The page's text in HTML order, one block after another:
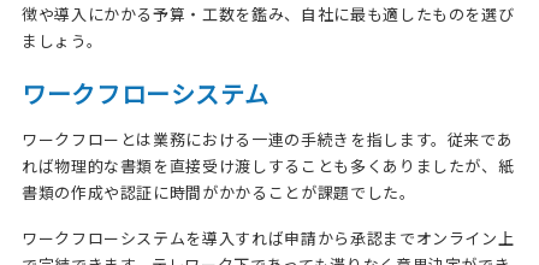
徴や導入にかかる予算・工数を鑑み、自社に最も適したものを選び
ましょう。
ワークフローシステム
ワークフローとは業務における一連の手続きを指します。従来であ
れば物理的な書類を直接受け渡しすることも多くありましたが、紙
書類の作成や認証に時間がかかることが課題でした。
ワークフローシステムを導入すれば申請から承認までオンライン上